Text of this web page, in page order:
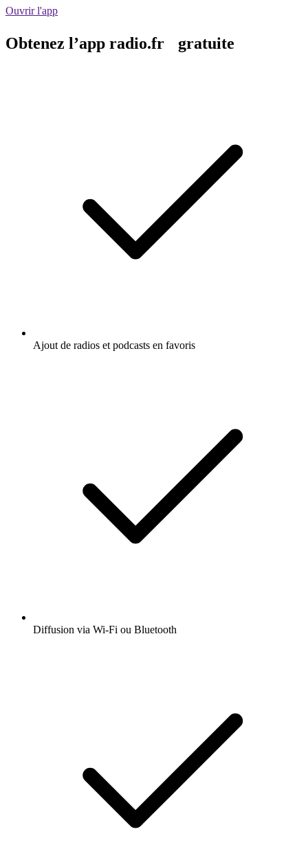
Ouvrir l'app
Obtenez l’app radio.fr gratuite
Ajout de radios et podcasts en favoris
Diffusion via Wi-Fi ou Bluetooth